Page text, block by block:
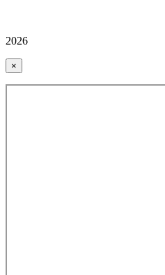
2026
×